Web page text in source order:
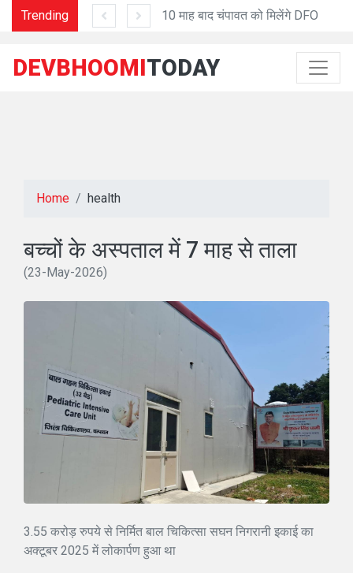
Trending
10 माह बाद चंपावत को मिलेंगे DFO
DEVBHOOMITODAY
Home health
बच्चों के अस्पताल में 7 माह से ताला
(23-May-2026)
3.55 करोड़ रुपये से निर्मित बाल चिकित्सा सघन निगरानी इकाई का
अक्टूबर 2025 में लोकार्पण हुआ था